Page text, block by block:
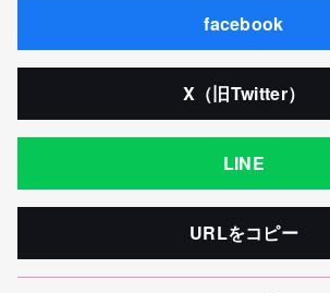
facebook
X（旧Twitter）
LINE
URLをコピー